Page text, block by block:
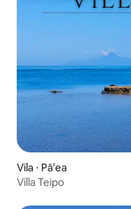
Vila ⋅ Pā'ea
Villa Teipo